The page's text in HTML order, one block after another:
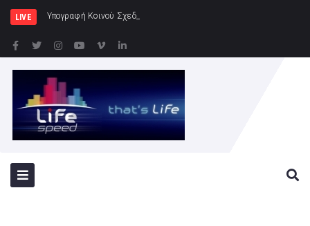
LIVE Υπογραφή Κοινού Σχεδίου Δράσης Ελλάδας – Κύ